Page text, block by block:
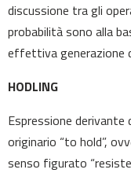
discussione tra gli
probabilità sono alla
effettiva generazione
HODLING
Espressione derivante
originario “to hold”,
senso figurato